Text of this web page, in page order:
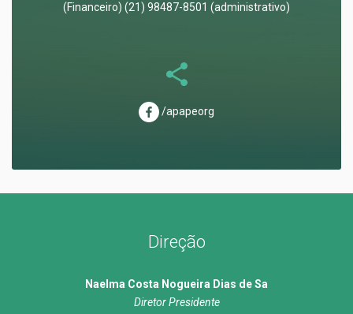
(Financeiro) (21) 98487-8501 (administrativo)
/apapeorg
Direção
Naelma Costa Nogueira Dias de Sa
Diretor Presidente